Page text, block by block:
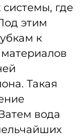
где
этим
к
Такая
вода